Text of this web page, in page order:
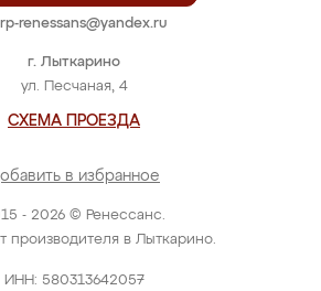
- 2026 © Ренессанс.
производителя в Лыткарино.
ИНН: 580313642057
г. Лыткарино
ул. Песчаная, 4
СХЕМА ПРОЕЗДА
в избранное
renessans@yandex.ru